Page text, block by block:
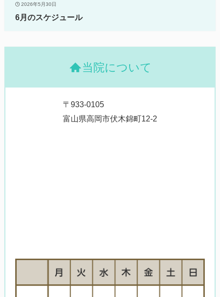
2026年5月30日
6月のスケジュール
当院について
〒933-0105
富山県高岡市伏木錦町12-2